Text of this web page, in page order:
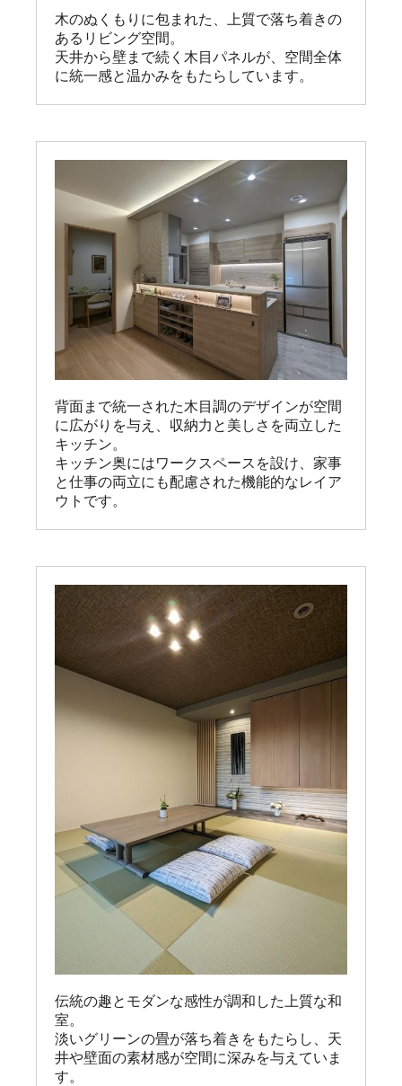
木のぬくもりに包まれた、上質で落ち着きの
あるリビング空間。
天井から壁まで続く木目パネルが、空間全体
に統一感と温かみをもたらしています。
背面まで統一された木目調のデザインが空間
に広がりを与え、収納力と美しさを両立した
キッチン。
キッチン奥にはワークスペースを設け、家事
と仕事の両立にも配慮された機能的なレイア
ウトです。
伝統の趣とモダンな感性が調和した上質な和
室。
淡いグリーンの畳が落ち着きをもたらし、天
井や壁面の素材感が空間に深みを与えていま
す。